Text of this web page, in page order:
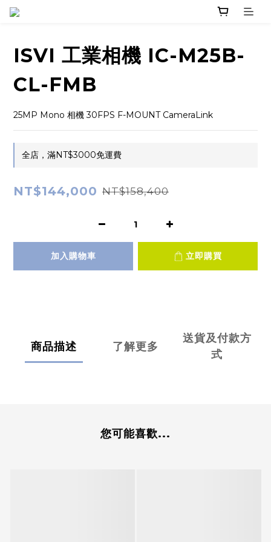
ISVI 工業相機 IC-M25B-
CL-FMB
25MP Mono 相機 30FPS F-MOUNT CameraLink
全店，滿NT$3000免運費
NT$144,000 NT$158,400
加入購物車 立即購買
商品描述 了解更多
送貨及付款方
式
您可能喜歡...